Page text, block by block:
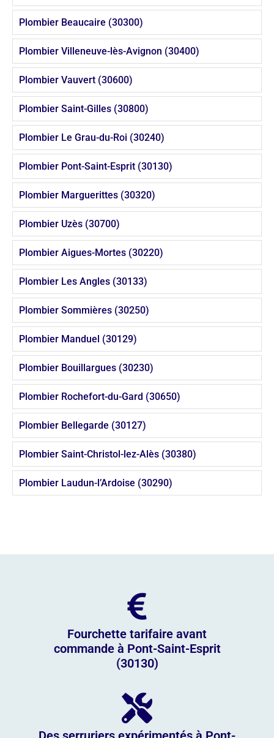
Plombier Beaucaire (30300)
Plombier Villeneuve-lès-Avignon (30400)
Plombier Vauvert (30600)
Plombier Saint-Gilles (30800)
Plombier Le Grau-du-Roi (30240)
Plombier Pont-Saint-Esprit (30130)
Plombier Marguerittes (30320)
Plombier Uzès (30700)
Plombier Aigues-Mortes (30220)
Plombier Les Angles (30133)
Plombier Sommières (30250)
Plombier Manduel (30129)
Plombier Bouillargues (30230)
Plombier Rochefort-du-Gard (30650)
Plombier Bellegarde (30127)
Plombier Saint-Christol-lez-Alès (30380)
Plombier Laudun-l’Ardoise (30290)
Fourchette tarifaire avant
commande à Pont-Saint-Esprit
(30130)